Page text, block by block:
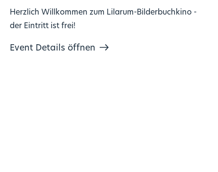
Herzlich Willkommen zum Lilarum-Bilderbuchkino -
der Eintritt ist frei!
Event Details öffnen